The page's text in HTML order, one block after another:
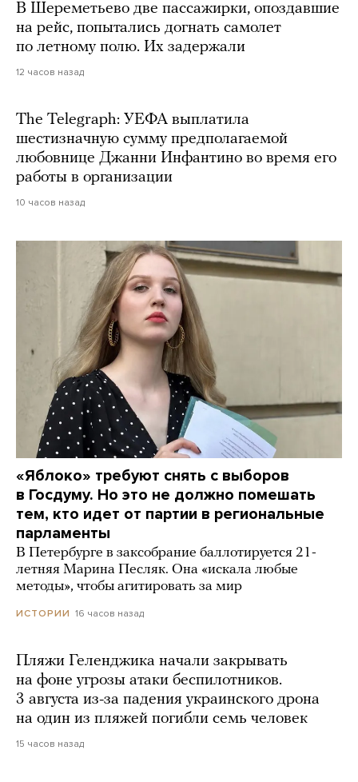
В Шереметьево две пассажирки, опоздавшие
на рейс, попытались догнать самолет
по летному полю. Их задержали
12 часов назад
The Telegraph: УЕФА выплатила
шестизначную сумму предполагаемой
любовнице Джанни Инфантино во время его
работы в организации
10 часов назад
«Яблоко» требуют снять с выборов
в Госдуму. Но это не должно помешать
тем, кто идет от партии в региональные
парламенты
В Петербурге в заксобрание баллотируется 21-
летняя Марина Песляк. Она «искала любые
методы», чтобы агитировать за мир
ИСТОРИИ 16 часов назад
Пляжи Геленджика начали закрывать
на фоне угрозы атаки беспилотников.
3 августа из-за падения украинского дрона
на один из пляжей погибли семь человек
15 часов назад